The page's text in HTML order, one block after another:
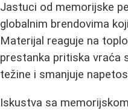
Jastuci od memorijske
globalnim brendovima
Materijal reaguje na
prestanka pritiska vraća
težine i smanjuje
Iskustva sa